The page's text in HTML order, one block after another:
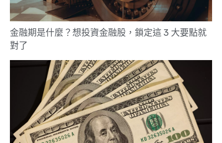
金融期是什麼？想投資金融股，鎖定這 3 大要點就
對了